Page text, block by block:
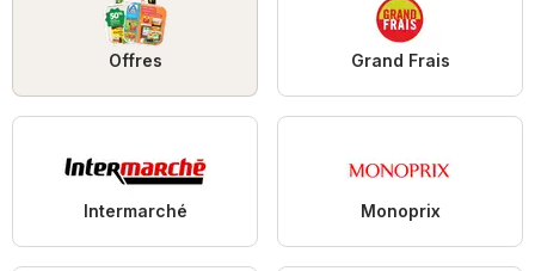
Offres Grand Frais
Intermarché Monoprix